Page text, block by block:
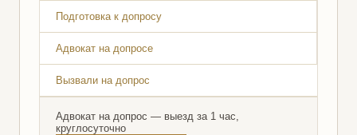
Подготовка к допросу
Адвокат на допросе
Вызвали на допрос
Адвокат на допрос — выезд за 1 час,
круглосуточно